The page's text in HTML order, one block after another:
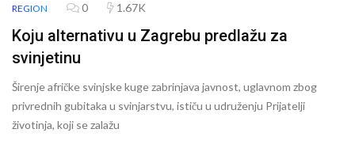
REGION 0 1.67K
Koju alternativu u Zagrebu predlažu za
svinjetinu
Širenje afričke svinjske kuge zabrinjava javnost, uglavnom zbog
privrednih gubitaka u svinjarstvu, ističu u udruženju Prijatelji
životinja, koji se zalažu